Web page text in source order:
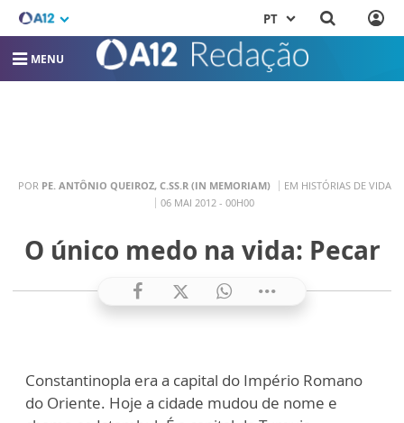
PT
MENU
POR PE. ANTÔNIO QUEIROZ, C.SS.R (IN MEMORIAM)
EM HISTÓRIAS DE VIDA
06 MAI 2012 - 00H00
O único medo na vida: Pecar
Constantinopla era a capital do Império Romano
do Oriente. Hoje a cidade mudou de nome e